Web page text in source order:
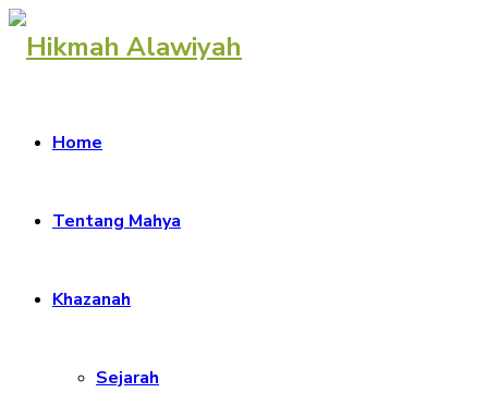
Home
Tentang Mahya
Khazanah
Sejarah